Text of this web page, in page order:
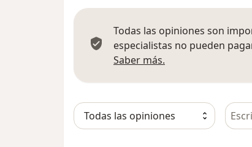
Todas las opiniones son
especialistas no pueden
Saber más.